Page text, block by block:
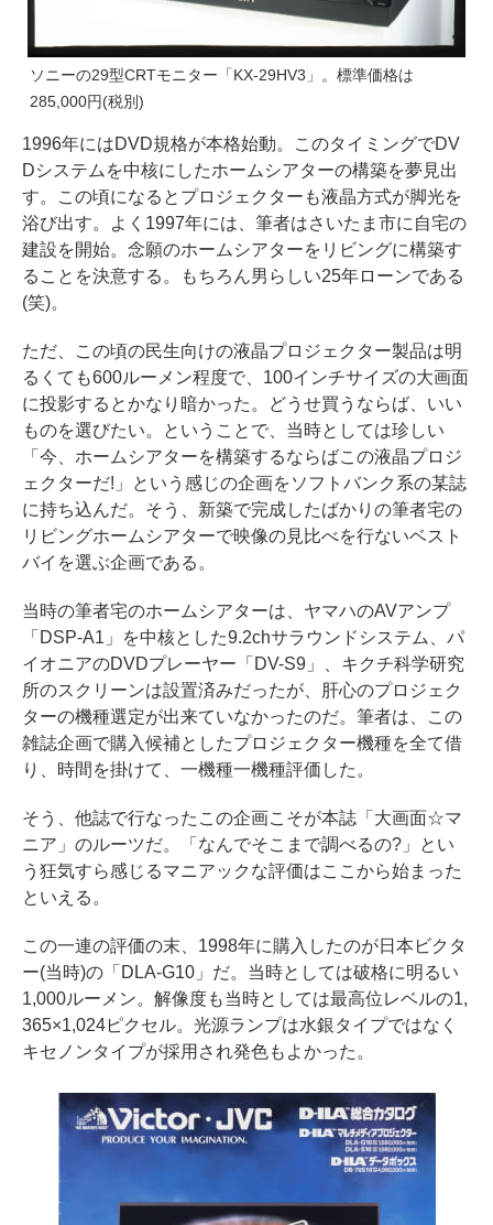
ソニーの29型CRTモニター「KX-29HV3」。標準価格は
285,000円(税別)
1996年にはDVD規格が本格始動。このタイミングでDV
Dシステムを中核にしたホームシアターの構築を夢見出
す。この頃になるとプロジェクターも液晶方式が脚光を
浴び出す。よく1997年には、筆者はさいたま市に自宅の
建設を開始。念願のホームシアターをリビングに構築す
ることを決意する。もちろん男らしい25年ローンである
(笑)。
ただ、この頃の民生向けの液晶プロジェクター製品は明
るくても600ルーメン程度で、100インチサイズの大画面
に投影するとかなり暗かった。どうせ買うならば、いい
ものを選びたい。ということで、当時としては珍しい
「今、ホームシアターを構築するならばこの液晶プロジ
ェクターだ!」という感じの企画をソフトバンク系の某誌
に持ち込んだ。そう、新築で完成したばかりの筆者宅の
リビングホームシアターで映像の見比べを行ないベスト
バイを選ぶ企画である。
当時の筆者宅のホームシアターは、ヤマハのAVアンプ
「DSP-A1」を中核とした9.2chサラウンドシステム、パ
イオニアのDVDプレーヤー「DV-S9」、キクチ科学研究
所のスクリーンは設置済みだったが、肝心のプロジェク
ターの機種選定が出来ていなかったのだ。筆者は、この
雑誌企画で購入候補としたプロジェクター機種を全て借
り、時間を掛けて、一機種一機種評価した。
そう、他誌で行なったこの企画こそが本誌「大画面☆マ
ニア」のルーツだ。「なんでそこまで調べるの?」とい
う狂気すら感じるマニアックな評価はここから始まった
といえる。
この一連の評価の末、1998年に購入したのが日本ビクタ
ー(当時)の「DLA-G10」だ。当時としては破格に明るい
1,000ルーメン。解像度も当時としては最高位レベルの1,
365×1,024ピクセル。光源ランプは水銀タイプではなく
キセノンタイプが採用され発色もよかった。